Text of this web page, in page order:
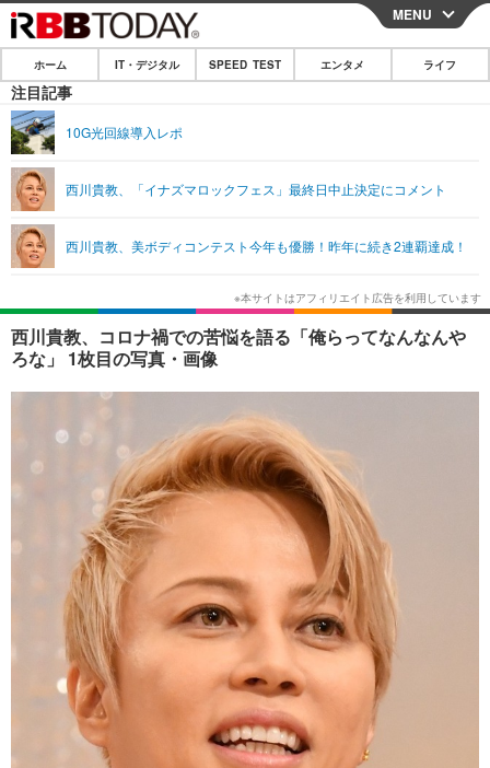
CLOSE
ホーム
IT・デジタル
ショッピング その他
SPEED TEST
エンタメ
エンタメTOP 映画・ドラマ
韓国・芸能
音楽 スポーツ
ライフ
ライフTOP グルメ
ペット ショッピング
その他
リリース一覧
プッシュ通知の停止方法
MENU
ホーム IT・デジタル SPEED TEST エンタメ ライフ
注目記事
10G光回線導入レポ
西川貴教、「イナズマロックフェス」最終日中止決定にコメント
西川貴教、美ボディコンテスト今年も優勝！昨年に続き2連覇達成！
西川貴教、コロナ禍での苦悩を語る「俺らってなんなんや
ろな」 1枚目の写真・画像